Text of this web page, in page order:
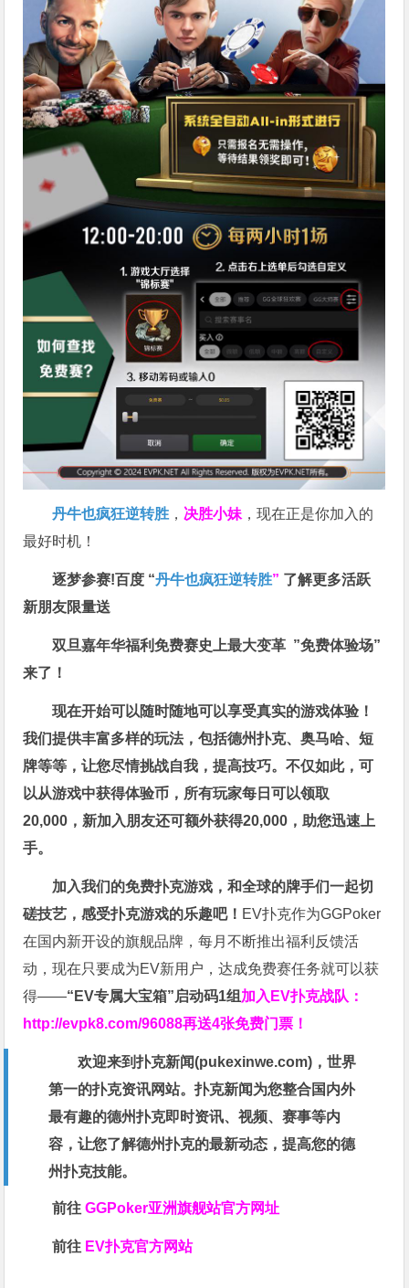
丹牛也疯狂逆转胜，决胜小妹，现在正是你加入的
最好时机！
逐梦参赛!百度 “丹牛也疯狂逆转胜” 了解更多活跃
新朋友限量送
双旦嘉年华福利免费赛史上最大变革 ”免费体验场”
来了！
现在开始可以随时随地可以享受真实的游戏体验！
我们提供丰富多样的玩法，包括德州扑克、奥马哈、短
牌等等，让您尽情挑战自我，提高技巧。不仅如此， 可
以从游戏中获得体验币，所有玩家每日可以领取
20,000，新加入朋友还可额外获得20,000，助您迅速上
手。
加入我们的免费扑克游戏，和全球的牌手们一起切
磋技艺，感受扑克游戏的乐趣吧！ EV扑克作为GGPoker
在国内新开设的旗舰品牌，每月不断推出福利反馈活
动，现在只要成为EV新用户，达成免费赛任务就可以获
得——“EV专属大宝箱”启动码1组加入EV扑克战队：
http://evpk8.com/96088再送4张免费门票！
欢迎来到扑克新闻(pukexinwe.com)，世界
第一的扑克资讯网站。扑克新闻为您整合国内外
最有趣的德州扑克即时资讯、视频、赛事等内
容，让您了解德州扑克的最新动态，提高您的德
州扑克技能。
前往GGPoker亚洲旗舰站官方网址
前往 EV扑克官方网站